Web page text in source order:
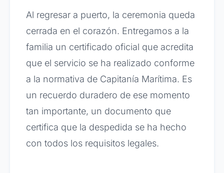
Al regresar a puerto, la ceremonia queda
cerrada en el corazón. Entregamos a la
familia un certificado oficial que acredita
que el servicio se ha realizado conforme
a la normativa de Capitanía Marítima. Es
un recuerdo duradero de ese momento
tan importante, un documento que
certifica que la despedida se ha hecho
con todos los requisitos legales.